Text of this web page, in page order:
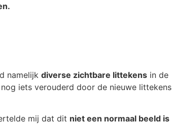
namelijk diverse zichtbare littekens in de
iets verouderd door de nieuwe littekens
mij dat dit niet een normaal beeld is